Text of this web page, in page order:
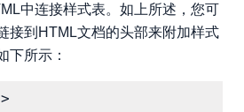
中连接样式表。如上所述，您可
接到HTML文档的头部来附加样式
下所示：